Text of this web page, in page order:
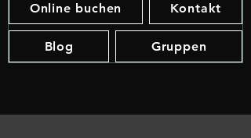
Online buchen Kontakt
Blog Gruppen